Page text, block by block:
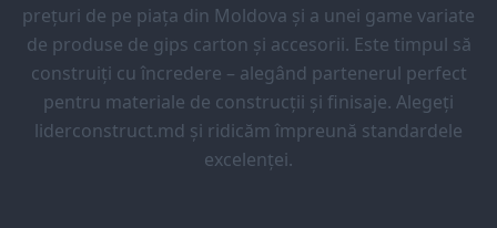
prețuri de pe piața din Moldova și a unei game variate
de produse de gips carton și accesorii. Este timpul să
construiți cu încredere – alegând partenerul perfect
pentru materiale de construcții și finisaje. Alegeți
liderconstruct.md și ridicăm împreună standardele
excelenței.